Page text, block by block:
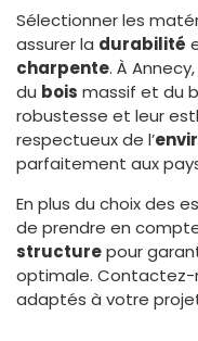
Sélectionner les
assurer la durabilité
charpente. À
du bois massif et du
robustesse et leur
respectueux de l’
parfaitement aux
En plus du choix des
de prendre en compte
structurepour
optimale. Contactez-
adaptés à votre